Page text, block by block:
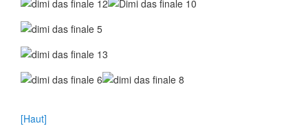
[Haut]